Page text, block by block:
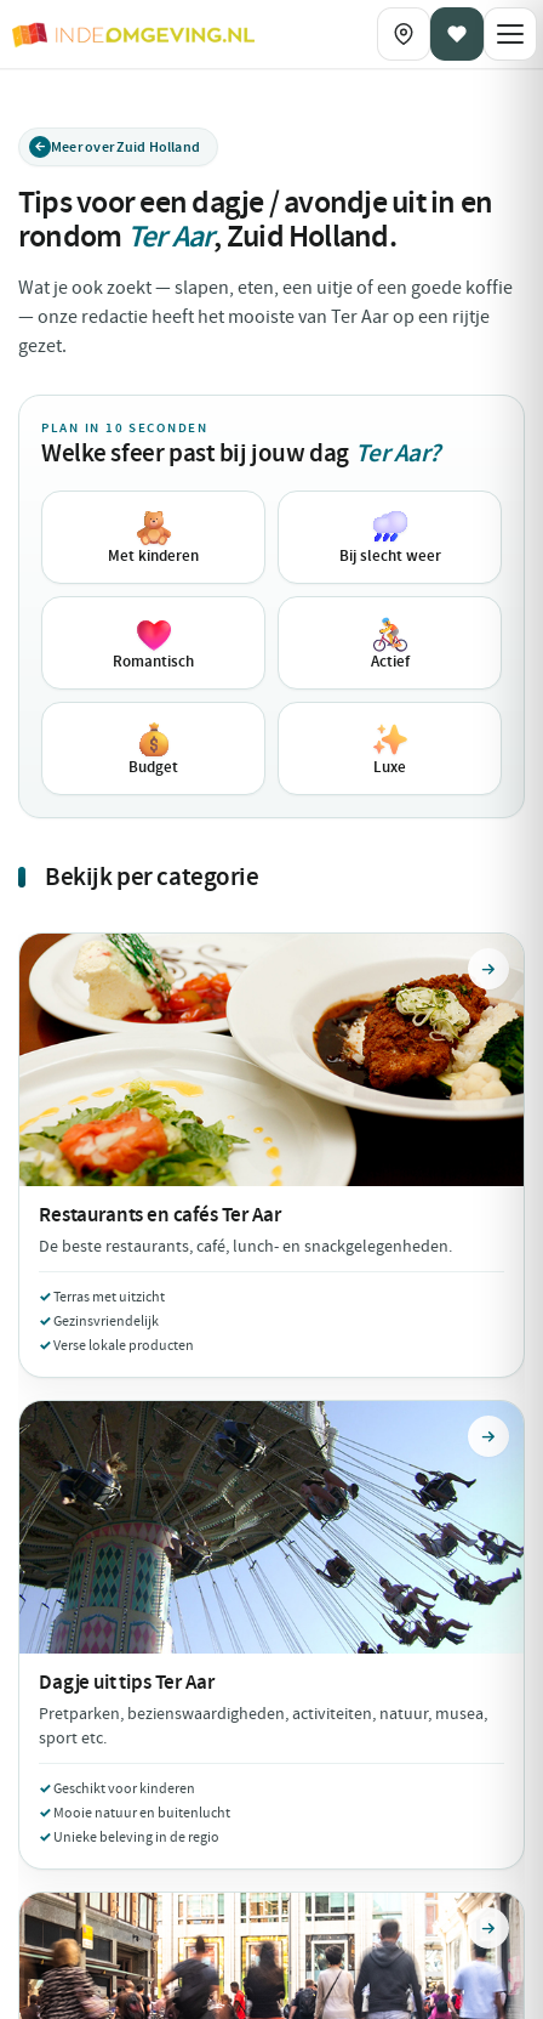
Meer over Zuid Holland
Tips voor een dagje / avondje uit in en
rondom Ter Aar,Zuid Holland.
Wat je ook zoekt — slapen, eten, een uitje of een goede koffie
— onze redactie heeft het mooiste van Ter Aar op een rijtje
gezet.
PLAN IN 10 SECONDEN
Welke sfeer past bij jouw dag Ter Aar?
Met kinderen Bij slecht weer
Romantisch Actief
Budget Luxe
Bekijk per categorie
Restaurants en cafésTer Aar
De beste restaurants, café, lunch- en snackgelegenheden.
Terras met uitzicht
Gezinsvriendelijk
Verse lokale producten
Dagje uit tipsTer Aar
Pretparken, bezienswaardigheden, activiteiten, natuur, musea,
sport etc.
Geschikt voor kinderen
Mooie natuur en buitenlucht
Unieke beleving in de regio